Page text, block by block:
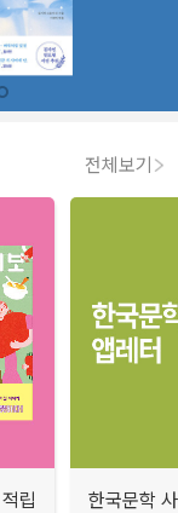
전체보기
립
한국문학